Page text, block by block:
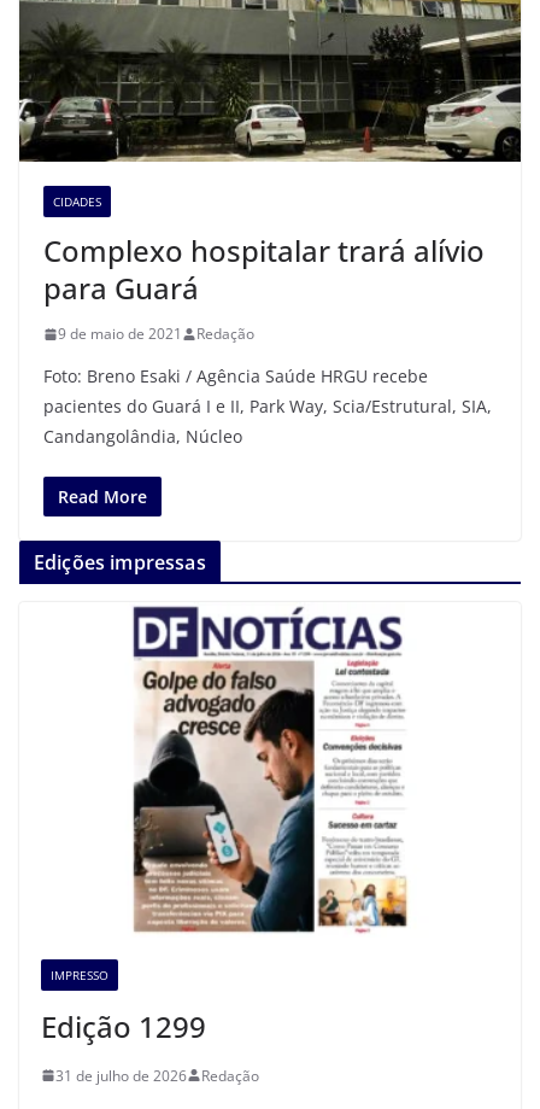
CIDADES
Complexo hospitalar trará alívio
para Guará
9 de maio de 2021 Redação
Foto: Breno Esaki / Agência Saúde HRGU recebe
pacientes do Guará I e II, Park Way, Scia/Estrutural, SIA,
Candangolândia, Núcleo
Read More
Edições impressas
IMPRESSO
Edição 1299
31 de julho de 2026 Redação